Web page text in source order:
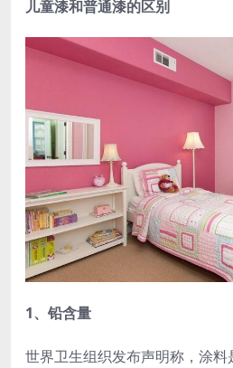
儿童漆和普通漆的区别
1、铅含量
世界卫生组织发布声明称，涂